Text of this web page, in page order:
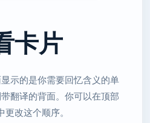
卡片
示的是你需要回忆含义的单
翻译的背面。你可以在顶部
更改这个顺序。